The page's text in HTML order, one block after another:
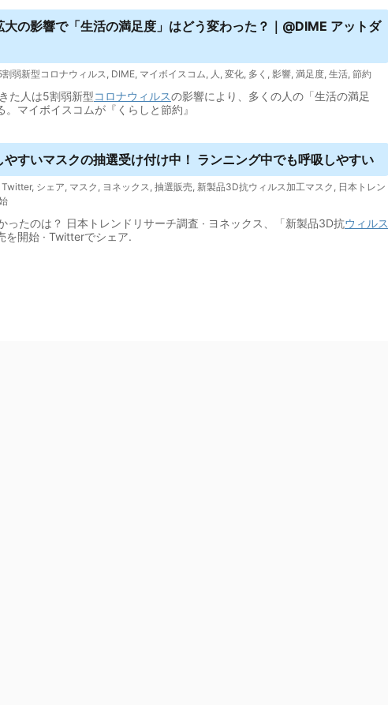
の影響で「生活の満足度」はどう変わった？｜@DIME アットダ
割弱新型コロナウィルス, DIME, マイボイスコム, 人 , 変化, 多く , 影響, 満足度, 生活, 節約
た人は5割弱新型コロナウィルスの影響により、多くの人の「生活の満足
マイボイスコムが『くらしと節約』
やすいマスクの抽選受け付け中！ ランニング中でも呼吸しやすい
Twitter, シェア, マスク , ヨネックス, 抽選販売, 新製品3D抗ウィルス加工マスク , 日本トレン
ったのは？ 日本トレンドリサーチ調査 · ヨネックス、「新製品3D抗ウィルス
を開始 · Twitterでシェア.